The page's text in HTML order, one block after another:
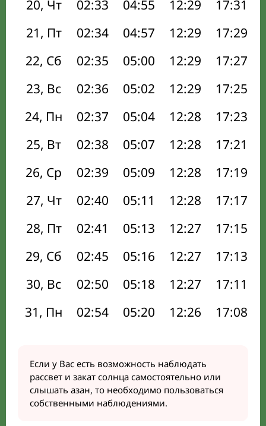
20, Чт
02:33 04:55 12:29 17:31
21, Пт
02:34 04:57 12:29 17:29
22, Сб
02:35 05:00 12:29 17:27
23, Вс
02:36 05:02 12:29 17:25
24, Пн
02:37 05:04 12:28 17:23
25, Вт
02:38 05:07 12:28 17:21
26, Ср
02:39 05:09 12:28 17:19
27, Чт
02:40 05:11 12:28 17:17
28, Пт
02:41 05:13 12:27 17:15
29, Сб
02:45 05:16 12:27 17:13
30, Вс
02:50 05:18 12:27 17:11
31, Пн
02:54 05:20 12:26 17:08
Если у Вас есть возможность наблюдать
рассвет и закат солнца самостоятельно или
слышать азан, то необходимо пользоваться
собственными наблюдениями.